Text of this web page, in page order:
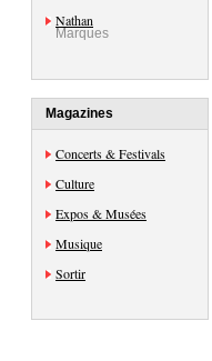
Nathan
Marques
Magazines
Concerts & Festivals
Culture
Expos & Musées
Musique
Sortir